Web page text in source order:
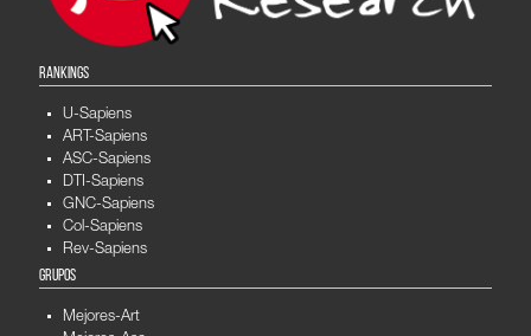
RANKINGS
U-Sapiens
ART-Sapiens
ASC-Sapiens
DTI-Sapiens
GNC-Sapiens
Col-Sapiens
Rev-Sapiens
GRUPOS
Mejores-Art